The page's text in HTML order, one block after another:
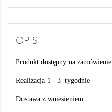
OPIS
Produkt dostępny na zamówienie
Realizacja 1 - 3 tygodnie
Dostawa z wniesieniem